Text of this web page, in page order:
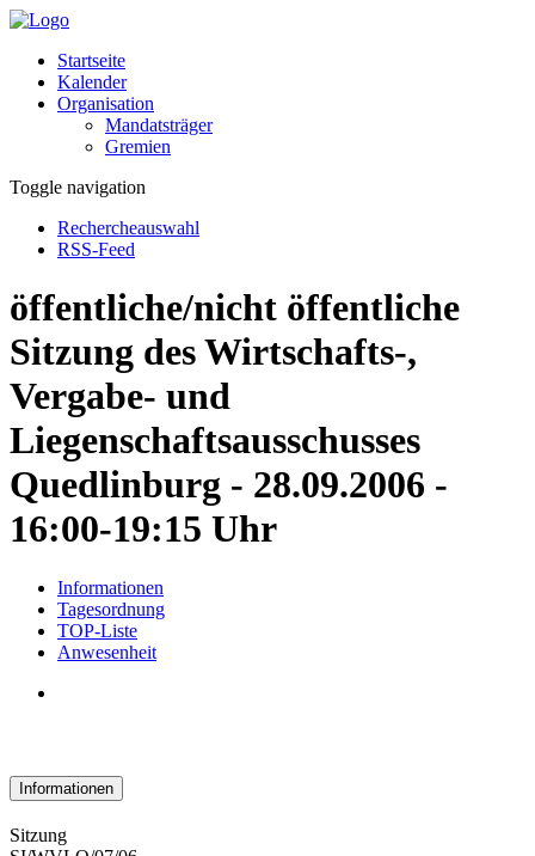
Startseite
Kalender
Organisation
Mandatsträger
Gremien
Toggle navigation
Rechercheauswahl
RSS-Feed
öffentliche/nicht öffentliche
Sitzung des Wirtschafts-,
Vergabe- und
Liegenschaftsausschusses
Quedlinburg - 28.09.2006 -
16:00-19:15 Uhr
Informationen
Tagesordnung
TOP-Liste
Anwesenheit
Informationen
Sitzung